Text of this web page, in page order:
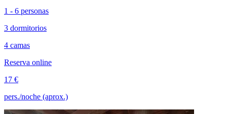
1 - 6 personas
3 dormitorios
4 camas
Reserva online
17 €
pers./noche (aprox.)